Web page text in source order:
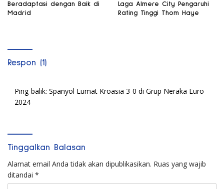
Beradaptasi dengan Baik di
Madrid
Laga Almere City Pengaruhi
Rating Tinggi Thom Haye
Respon (1)
Ping-balik: Spanyol Lumat Kroasia 3-0 di Grup Neraka Euro
2024
Tinggalkan Balasan
Alamat email Anda tidak akan dipublikasikan. Ruas yang wajib
ditandai *